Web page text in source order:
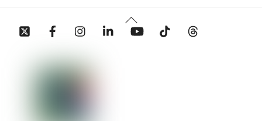
Back
To
Twitter Facebook InstagramLinkedin YouTube Tiktok